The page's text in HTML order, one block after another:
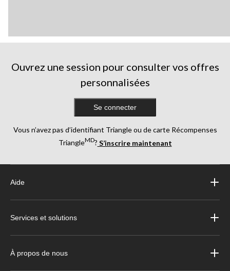
Ouvrez une session pour consulter vos offres
personnalisées
Se connecter
Vous n’avez pas d’identifiant Triangle ou de carte Récompenses
TriangleMD? S’inscrire maintenant
Aide
Services et solutions
À propos de nous